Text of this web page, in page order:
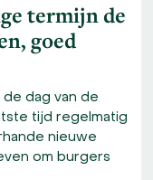
termijn de
goed
de dag van de
tijd regelmatig
nieuwe
om burgers